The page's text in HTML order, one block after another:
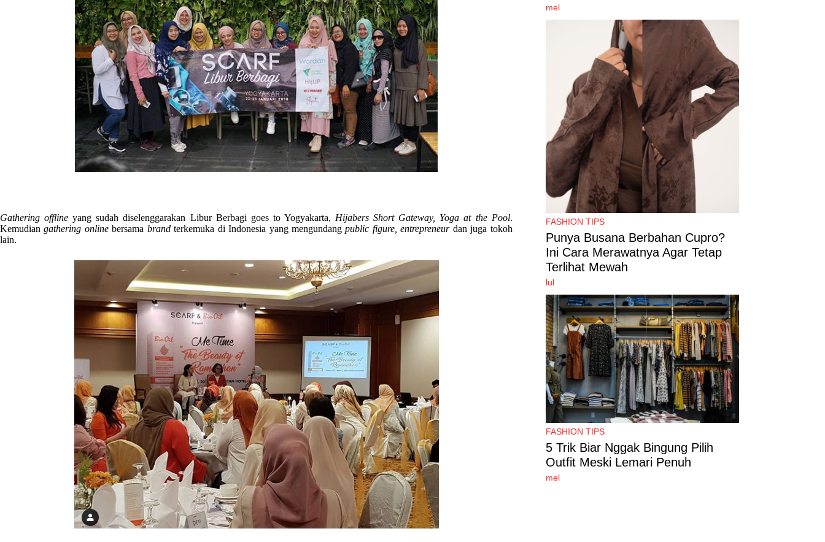
Gathering offline yang sudah diselenggarakan Libur Berbagi goes to Yogyakarta, Hijabers Short Gateway, Yoga at the Pool.
Kemudiangathering onlinebersama brandterkemuka di Indonesia yang mengundangpublic figure, entrepreneurdan juga tokoh
lain.
mel
FASHION TIPS
Punya Busana Berbahan Cupro?
Ini Cara Merawatnya Agar Tetap
Terlihat Mewah
lul
FASHION TIPS
5 Trik Biar Nggak Bingung Pilih
Outfit Meski Lemari Penuh
mel